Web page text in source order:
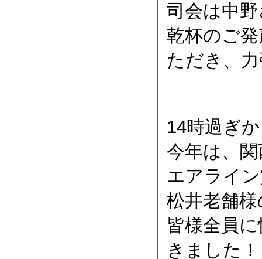
司会は中
乾杯のご
ただき、
14時過ぎ
今年は、
エアライ
松井老舗
皆様全員
きました！